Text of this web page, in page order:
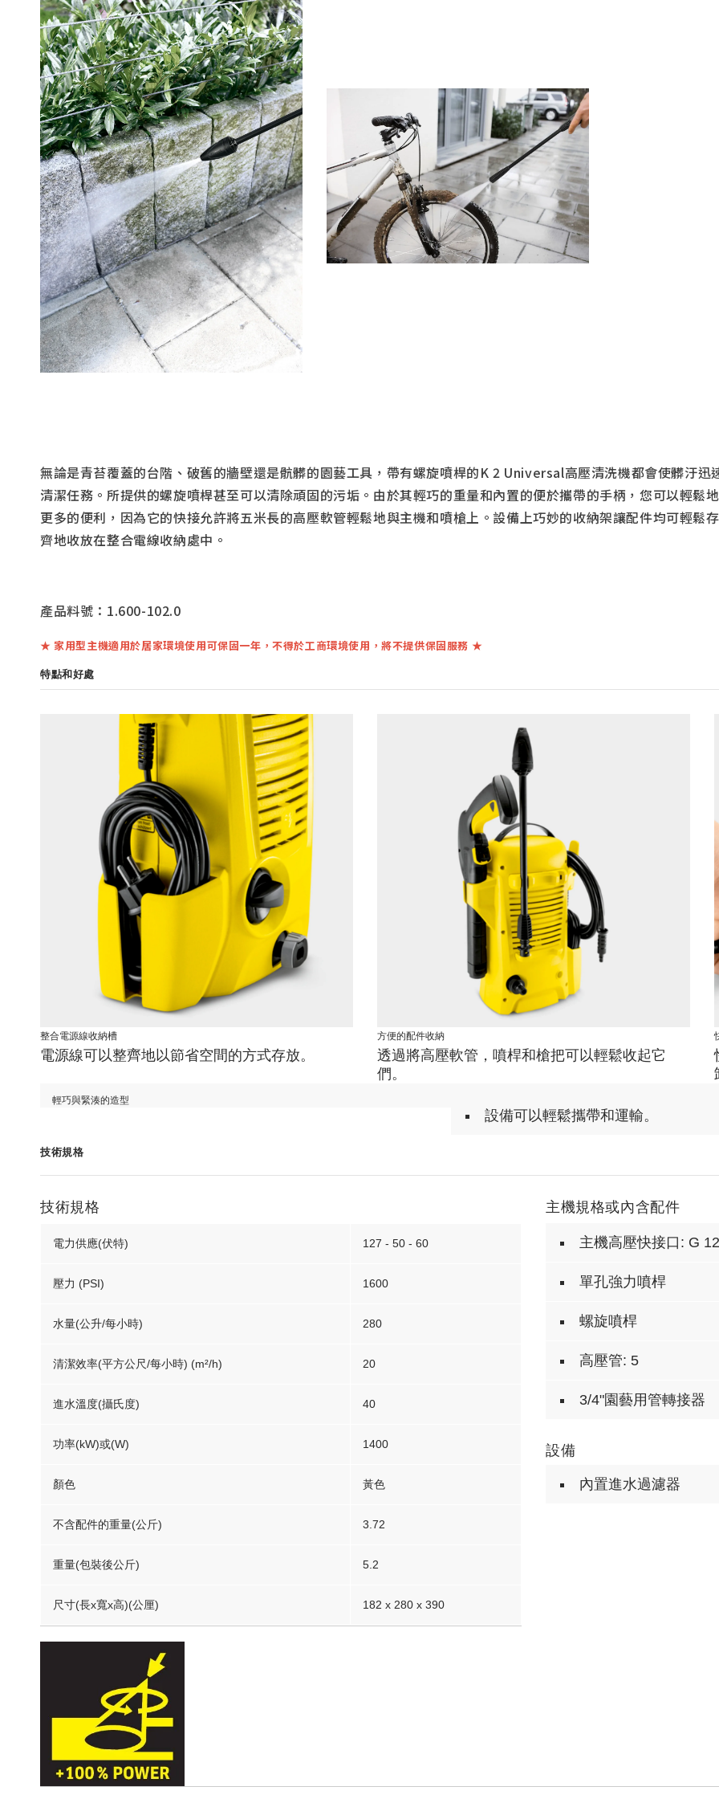
無論是青苔覆蓋的台階、破舊的牆壁還是骯髒的園藝工具，帶有螺旋噴桿的K 2 Universal高壓清洗機都會使髒汙
清潔任務。所提供的螺旋噴桿甚至可以清除頑固的污垢。由於其輕巧的重量和內置的便於攜帶的手柄，您可以輕
更多的便利，因為它的快接允許將五米長的高壓軟管輕鬆地與主機和噴槍上。設備上巧妙的收納架讓配件均可輕
齊地收放在整合電線收納處中。
產品料號：1.600-102.0
★ 家用型主機適用於居家環境使用可保固一年，不得於工商環境使用，將不提供保固服務 ★
特點和好處
整合電源線收納槽
電源線可以整齊地以節省空間的方式存放。
方便的配件收納
透過將高壓軟管，噴桿和槍把可以輕鬆收起它
們。
輕巧與緊湊的造型
設備可以輕鬆攜帶和運輸。
技術規格
技術規格
電力供應(伏特) 127 - 50 - 60
壓力 (PSI) 1600
水量(公升/每小時) 280
清潔效率(平方公尺/每小時) (m²/h) 20
進水溫度(攝氏度) 40
功率(kW)或(W) 1400
顏色 黃色
不含配件的重量(公斤) 3.72
重量(包裝後公斤) 5.2
尺寸(長x寬x高)(公厘) 182 x 280 x 390
主機規格或內含配件
主機高壓快接口: G
單孔強力噴桿
螺旋噴桿
高壓管: 5
3/4"園藝用管轉接器
設備
內置進水過濾器